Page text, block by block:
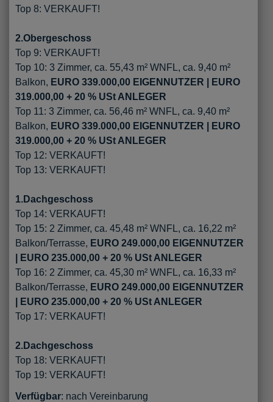
Top 8: VERKAUFT!
2.Obergeschoss
Top 9: VERKAUFT!
Top 10: 3 Zimmer, ca. 55,43 m² WNFL, ca. 9,40 m²
Balkon, EURO 339.000,00 EIGENNUTZER | EURO
319.000,00 + 20 % USt ANLEGER
Top 11: 3 Zimmer, ca. 56,46 m² WNFL, ca. 9,40 m²
Balkon, EURO 339.000,00 EIGENNUTZER | EURO
319.000,00 + 20 % USt ANLEGER
Top 12: VERKAUFT!
Top 13: VERKAUFT!
1.Dachgeschoss
Top 14: VERKAUFT!
Top 15: 2 Zimmer, ca. 45,48 m² WNFL, ca. 16,22 m²
Balkon/Terrasse, EURO 249.000,00 EIGENNUTZER
| EURO 235.000,00 + 20 % USt ANLEGER
Top 16: 2 Zimmer, ca. 45,30 m² WNFL, ca. 16,33 m²
Balkon/Terrasse, EURO 249.000,00 EIGENNUTZER
| EURO 235.000,00 + 20 % USt ANLEGER
Top 17: VERKAUFT!​​​​​​​
2.Dachgeschoss
Top 18: VERKAUFT!
Top 19: VERKAUFT!
Verfügbar: nach Vereinbarung